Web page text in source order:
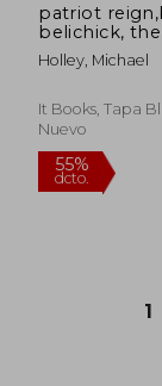
patriot
belichick, the
coaches, and
players who
Holley, Michael
It Books, Tapa
Nuevo
1